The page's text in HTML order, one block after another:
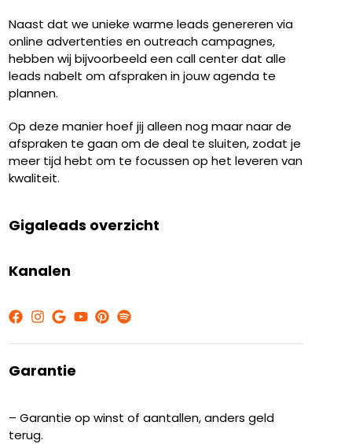
Naast dat we unieke warme leads genereren via
online advertenties en outreach campagnes,
hebben wij bijvoorbeeld een call center dat alle
leads nabelt om afspraken in jouw agenda te
plannen.
Op deze manier hoef jij alleen nog maar naar de
afspraken te gaan om de deal te sluiten, zodat je
meer tijd hebt om te focussen op het leveren van
kwaliteit.
Gigaleads overzicht
Kanalen
Garantie
– Garantie op winst of aantallen, anders geld
terug.